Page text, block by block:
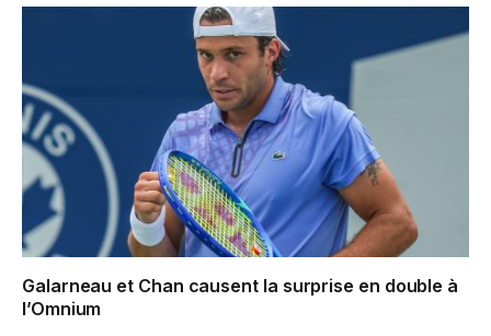
Galarneau et Chan causent la surprise en double à
l’Omnium